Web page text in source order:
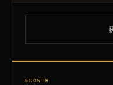
GROWTH